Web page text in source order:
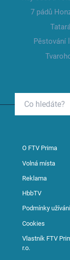
7 pádů
Pěstování
O FTV Prima
Volná místa
Reklama
HbbTV
Podmínky užívání
Cookies
Vlastník FTV
r.o.